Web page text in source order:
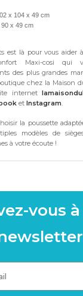
x 104 x 49 cm
90 x 49 cm
est là pour vous aider
Maxi-cosi qui
des plus grandes
chez la Maison
internet
et Instagram.
la poussette
modèles de
à votre écoute !
vous